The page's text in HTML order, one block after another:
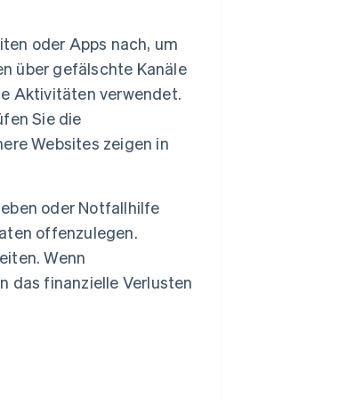
oder Apps nach, um
über gefälschte Kanäle
Aktivitäten verwendet.
Sie die
Websites zeigen in
oder Notfallhilfe
offenzulegen.
Wenn
das finanzielle Verlusten